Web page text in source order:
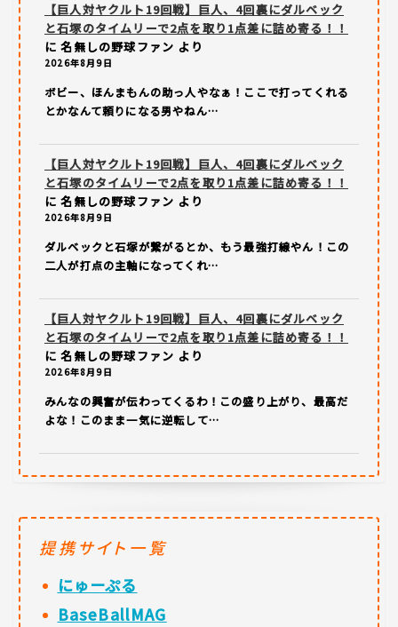
【巨人対ヤクルト19回戦】巨人、4回裏にダルベック
と石塚のタイムリーで2点を取り1点差に詰め寄る！！
に名無しの野球ファン より
2026年8月9日
ボビー、ほんまもんの助っ人やなぁ！ここで打ってくれる
とかなんて頼りになる男やねん…
【巨人対ヤクルト19回戦】巨人、4回裏にダルベック
と石塚のタイムリーで2点を取り1点差に詰め寄る！！
に名無しの野球ファン より
2026年8月9日
ダルベックと石塚が繋がるとか、もう最強打線やん！この
二人が打点の主軸になってくれ…
【巨人対ヤクルト19回戦】巨人、4回裏にダルベック
と石塚のタイムリーで2点を取り1点差に詰め寄る！！
に名無しの野球ファン より
2026年8月9日
みんなの興奮が伝わってくるわ！この盛り上がり、最高だ
よな！このまま一気に逆転して…
提携サイト一覧
にゅーぷる
BaseBallMAG